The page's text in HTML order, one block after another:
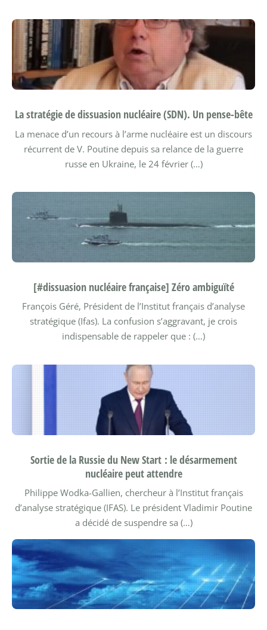
La stratégie de dissuasion nucléaire (SDN). Un pense-bête
La menace d’un recours à l’arme nucléaire est un discours
récurrent de V. Poutine depuis sa relance de la guerre
russe en Ukraine, le 24 février (…)
[#dissuasion nucléaire française] Zéro ambiguïté
François Géré, Président de l’Institut français d’analyse
stratégique (Ifas). La confusion s’aggravant, je crois
indispensable de rappeler que : (…)
Sortie de la Russie du New Start : le désarmement
nucléaire peut attendre
Philippe Wodka-Gallien, chercheur à l’Institut français
d’analyse stratégique (IFAS). Le président Vladimir Poutine
a décidé de suspendre sa (…)